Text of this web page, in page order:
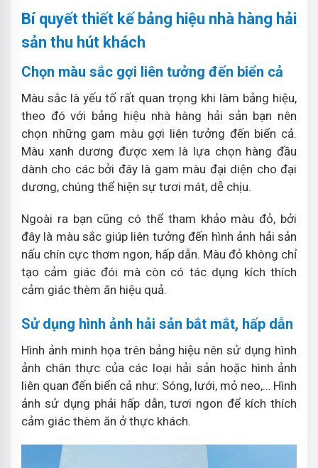
Bí quyết thiết kế bảng hiệu nhà hàng hải
sản thu hút khách
Chọn màu sắc gợi liên tưởng đến biển cả
Màu sắc là yếu tố rất quan trọng khi làm bảng hiệu,
theo đó với bảng hiệu nhà hàng hải sản bạn nên
chọn những gam màu gợi liên tưởng đến biển cả.
Màu xanh dương được xem là lựa chọn hàng đầu
dành cho các bởi đây là gam màu đại diện cho đại
dương, chúng thể hiện sự tươi mát, dễ chịu.
Ngoài ra bạn cũng có thể tham khảo màu đỏ, bởi
đây là màu sắc giúp liên tưởng đến hình ảnh hải sản
nấu chín cực thơm ngon, hấp dẫn. Màu đỏ không chỉ
tạo cảm giác đói mà còn có tác dụng kích thích
cảm giác thèm ăn hiệu quả.
Sử dụng hình ảnh hải sản bắt mắt, hấp dẫn
Hình ảnh minh họa trên bảng hiệu nên sử dụng hình
ảnh chân thực của các loại hải sản hoặc hình ảnh
liên quan đến biển cả như: Sóng, lưới, mỏ neo,… Hình
ảnh sử dụng phải hấp dẫn, tươi ngon để kích thích
cảm giác thèm ăn ở thực khách.